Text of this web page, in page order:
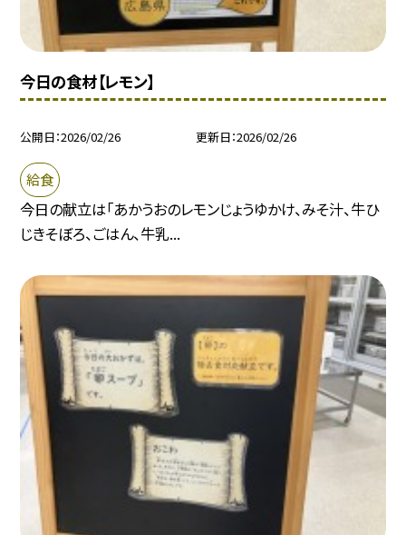
今日の食材【レモン】
公開日 2026/02/26 更新日 2026/02/26
給食
今日の献立は「あかうおのレモンじょうゆかけ、みそ汁、牛ひ
じきそぼろ、ごはん、牛乳...